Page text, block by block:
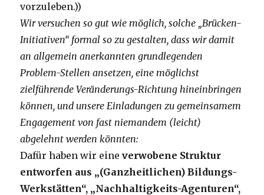
vorzuleben.))
Wir versuchen so gut wie möglich, solche „Brücken-
Initiativen“ formalso zu gestalten, dass wir damit
an allgemein anerkannten grundlegenden
Problem-Stellen ansetzen, eine möglichst
zielführende Veränderungs-Richtung hineinbringen
können, und unsere Einladungen zu gemeinsamem
Engagement von fast niemandem (leicht)
abgelehnt werden könnten:
Dafür haben wir eineverwobene Struktur
entworfen aus „(Ganzheitlichen) Bildungs-
Werkstätten“, „Nachhaltigkeits-Agenturen“,